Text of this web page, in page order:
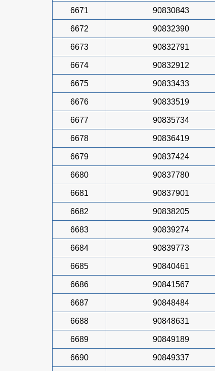
6671 90830843
6672 90832390
6673 90832791
6674 90832912
6675 90833433
6676 90833519
6677 90835734
6678 90836419
6679 90837424
6680 90837780
6681 90837901
6682 90838205
6683 90839274
6684 90839773
6685 90840461
6686 90841567
6687 90848484
6688 90848631
6689 90849189
6690 90849337